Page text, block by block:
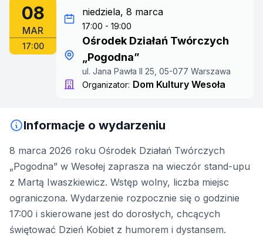
08
MAR
17:00
niedziela, 8 marca
17:00 - 19:00
Ośrodek Działań Twórczych
„Pogodna”
ul. Jana Pawła II 25, 05-077 Warszawa
Organizator: Dom Kultury Wesoła
Informacje o wydarzeniu
8 marca 2026 roku Ośrodek Działań Twórczych
„Pogodna” w Wesołej zaprasza na wieczór stand-upu
z Martą Iwaszkiewicz. Wstęp wolny, liczba miejsc
ograniczona. Wydarzenie rozpocznie się o godzinie
17:00 i skierowane jest do dorosłych, chcących
świętować Dzień Kobiet z humorem i dystansem.